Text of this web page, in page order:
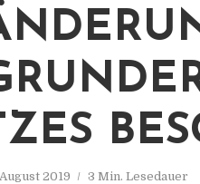
August 2019 3 Min. Lesedauer